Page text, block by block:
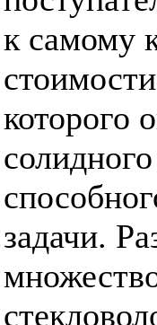
к самому
которого
задачи.